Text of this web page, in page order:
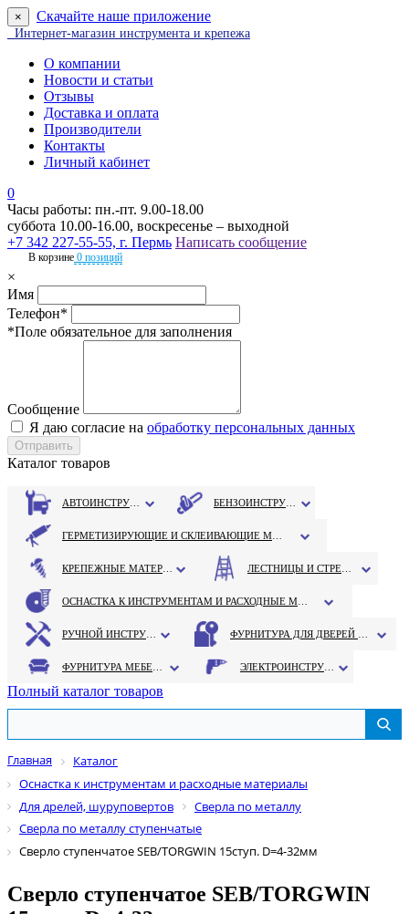
× Скачайте наше приложение
Интернет-магазин инструмента и крепежа
О компании
Новости и статьи
Отзывы
Доставка и оплата
Производители
Контакты
Личный кабинет
0
Часы работы: пн.-пт. 9.00-18.00
суббота 10.00-16.00, воскресенье – выходной
+7 342 227-55-55, г. Пермь Написать сообщение
В корзине 0 позиций
×
Имя
Телефон*
*Поле обязательное для заполнения
Сообщение
Я даю согласие на обработку персональных данных
Каталог товаров
Полный каталог товаров
Главная
Каталог
Оснастка к инструментам и расходные материалы
Для дрелей, шуруповертов
Сверла по металлу
Сверла по металлу ступенчатые
Сверло ступенчатое SEB/TORGWIN 15ступ. D=4-32мм
Сверло ступенчатое SEB/TORGWIN